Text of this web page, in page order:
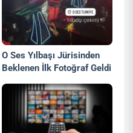
O Ses Yılbaşı Jürisinden
Beklenen İlk Fotoğraf Geldi